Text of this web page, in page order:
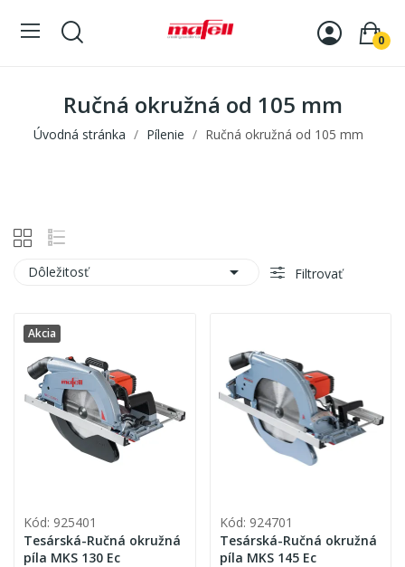
0
Ručná okružná od 105 mm
Úvodná stránka Pílenie Ručná okružná od 105 mm
Dôležitosť  Filtrovať
Akcia
Kód: 925401
Tesárská-Ručná okružná
píla MKS 130 Ec
Kód: 924701
Tesárská-Ručná okružná
píla MKS 145 Ec